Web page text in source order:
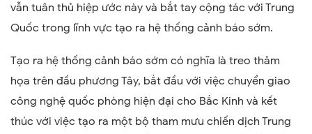
vẫn tuân thủ hiệp ước này và bắt tay cộng tác với Trung
Quốc trong lĩnh vực tạo ra hệ thống cảnh báo sớm.
Tạo ra hệ thống cảnh báo sớm có nghĩa là treo thảm
họa trên đầu phương Tây, bắt đầu với việc chuyển giao
công nghệ quốc phòng hiện đại cho Bắc Kinh và kết
thúc với việc tạo ra một bộ tham mưu chiến dịch Trung